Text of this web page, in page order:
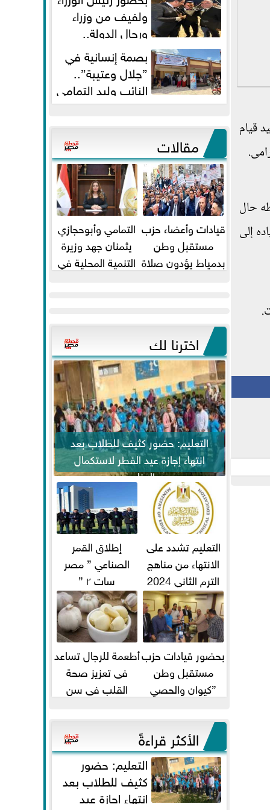
قيام
حال
وتم اقتياده إلى
ولفيف من وزراء
ورجال الدولة..
النائبان وليد التمامي ومحمد...
بصمة إنسانية في
”جلال وعتيبة”..
النائب وليد التمامي
والبروفيسور جمال شيحة يداويان...
مقالات
قيادات وأعضاء حزب
مستقبل وطن
بدمياط يؤدون صلاة
التمامي وأبوحجازي
يثمنان جهد وزيرة
التنمية المحلية في
اخترنا لك
التعليم: حضور كثيف للطلاب بعد
انتهاء إجازة عيد الفطر لاستكمال
المناهج
التعليم تشدد على
الانتهاء من مناهج
الترم الثاني 2024
قبل الامتحانات
إطلاق القمر
الصناعي ” مصر
سات ٢ ”
بحضور قيادات حزب
مستقبل وطن
”كيوان والحصي
وعيسي” أمانه كفر...
أطعمة للرجال تساعد
فى تعزيز صحة
القلب فى سن
الأكثر قراءةً
التعليم: حضور
كثيف للطلاب بعد
انتهاء إجازة عيد